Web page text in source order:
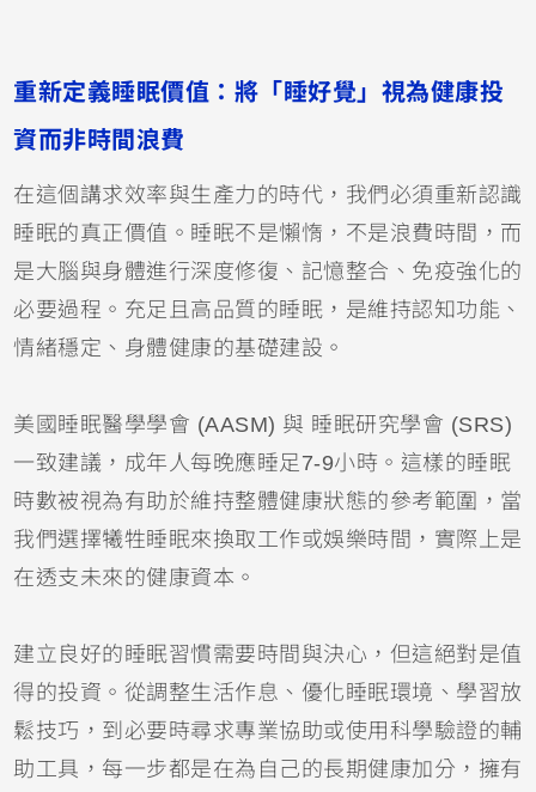
重新定義睡眠價值：將「睡好覺」視為健康投
資而非時間浪費
在這個講求效率與生產力的時代，我們必須重新認識
睡眠的真正價值。睡眠不是懶惰，不是浪費時間，而
是大腦與身體進行深度修復、記憶整合、免疫強化的
必要過程。充足且高品質的睡眠，是維持認知功能、
情緒穩定、身體健康的基礎建設。
美國睡眠醫學學會 (AASM) 與 睡眠研究學會 (SRS)
一致建議，成年人每晚應睡足7-9小時。這樣的睡眠
時數被視為有助於維持整體健康狀態的參考範圍，當
我們選擇犧牲睡眠來換取工作或娛樂時間，實際上是
在透支未來的健康資本。
建立良好的睡眠習慣需要時間與決心，但這絕對是值
得的投資。從調整生活作息、優化睡眠環境、學習放
鬆技巧，到必要時尋求專業協助或使用科學驗證的輔
助工具，每一步都是在為自己的長期健康加分，擁有